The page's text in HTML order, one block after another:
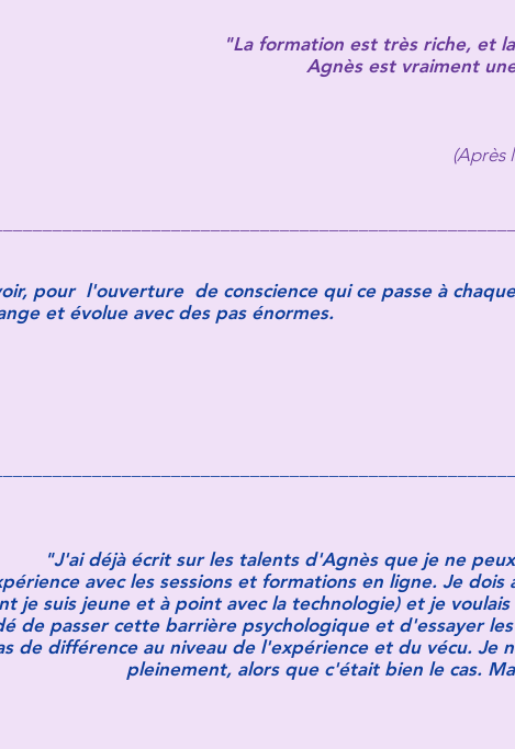
"La formation est très riche, et
Agnès est vraiment
(Après
pour l'ouverture de conscience qui ce passe à
et évolue avec des pas énormes.
"J'ai déjà écrit sur les talents d'Agnès que je ne
avec les sessions et formations en ligne. Je
je suis jeune et à point avec la technologie) et je
de passer cette barrière psychologique et d'essayer
de différence au niveau de l'expérience et du vécu. Je
pleinement, alors que c'était bien le cas.